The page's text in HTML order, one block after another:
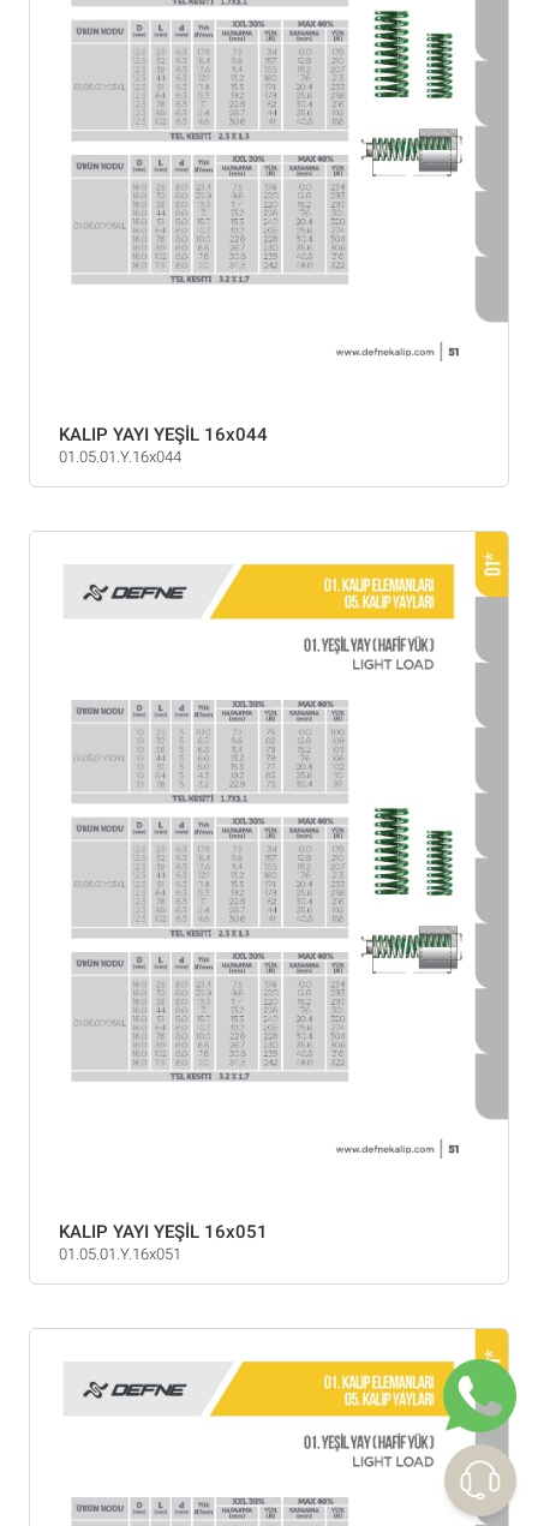
KALIP YAYI YEŞİL 16x044
01.05.01.Y.16x044
KALIP YAYI YEŞİL 16x051
01.05.01.Y.16x051